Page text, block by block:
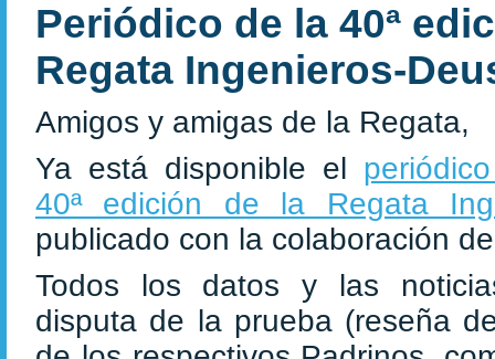
Periódico de la 40ª
Regata Ingenieros-
Amigos y amigas de la Regata,
Ya está disponible el
40ª edición de la Regata
publicado con la colaboración
Todos los datos y las
disputa de la prueba (reseña